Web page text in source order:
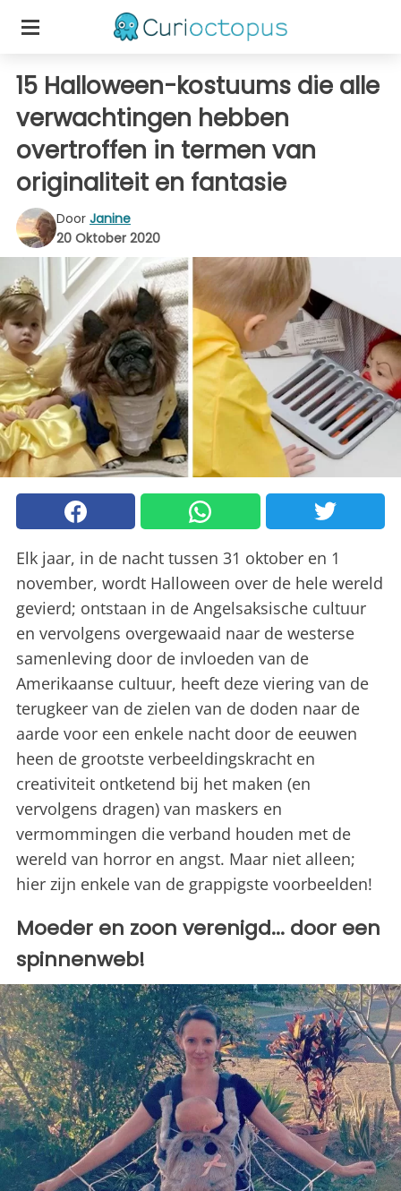
15 Halloween-kostuums die alle
verwachtingen hebben
overtroffen in termen van
originaliteit en fantasie
Door Janine
20 Oktober 2020
Elk jaar, in de nacht tussen 31 oktober en 1
november, wordt Halloween over de hele wereld
gevierd; ontstaan in de Angelsaksische cultuur
en vervolgens overgewaaid naar de westerse
samenleving door de invloeden van de
Amerikaanse cultuur, heeft deze viering van de
terugkeer van de zielen van de doden naar de
aarde voor een enkele nacht door de eeuwen
heen de grootste verbeeldingskracht en
creativiteit ontketend bij het maken (en
vervolgens dragen) van maskers en
vermommingen die verband houden met de
wereld van horror en angst. Maar niet alleen;
hier zijn enkele van de grappigste voorbeelden!
Moeder en zoon verenigd... door een
spinnenweb!